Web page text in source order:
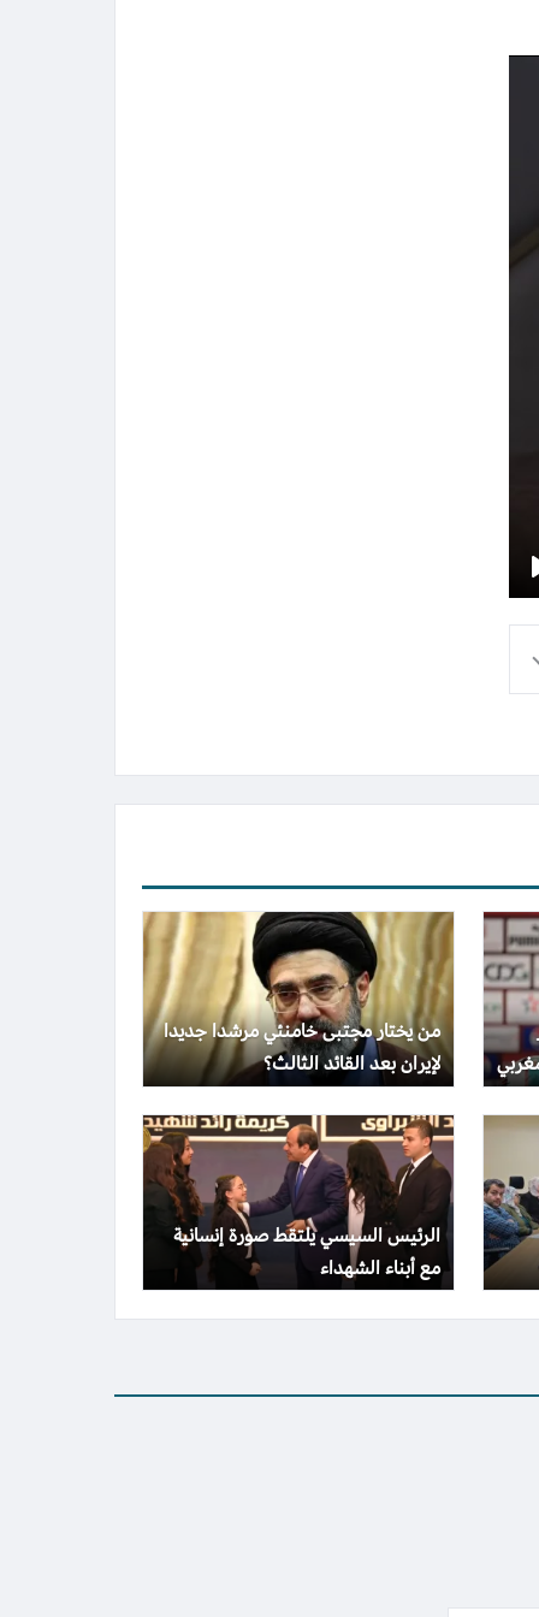
من يختار مجتبى خامنئي مرشدا جديدا
لإيران بعد القائد الثالث؟
الرئيس السيسي يلتقط صورة إنسانية
مع أبناء الشهداء